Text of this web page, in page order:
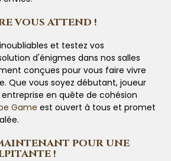
VOUS ATTEND !
et testez vos
d'énigmes dans nos salles
conçues pour vous faire vivre
Que vous soyez débutant, joueur
en quête de cohésion
Game est ouvert à tous et promet
POUR UNE
!